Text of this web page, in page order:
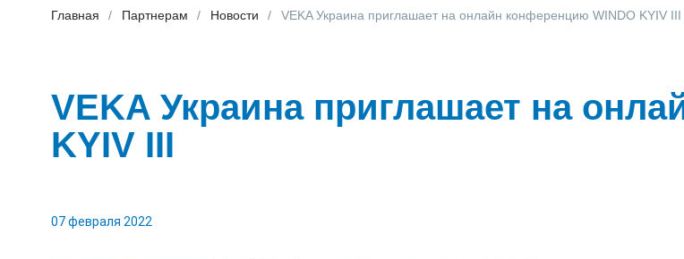
Главная Партнерам Новости VEKA Украина приглашает на онлайн конференцию WINDO KYIV III
VEKA Украина приглашает на
KYIV III
07 февраля 2022